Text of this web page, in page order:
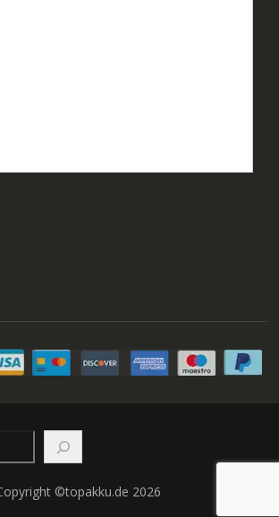
©topakku.de 2026